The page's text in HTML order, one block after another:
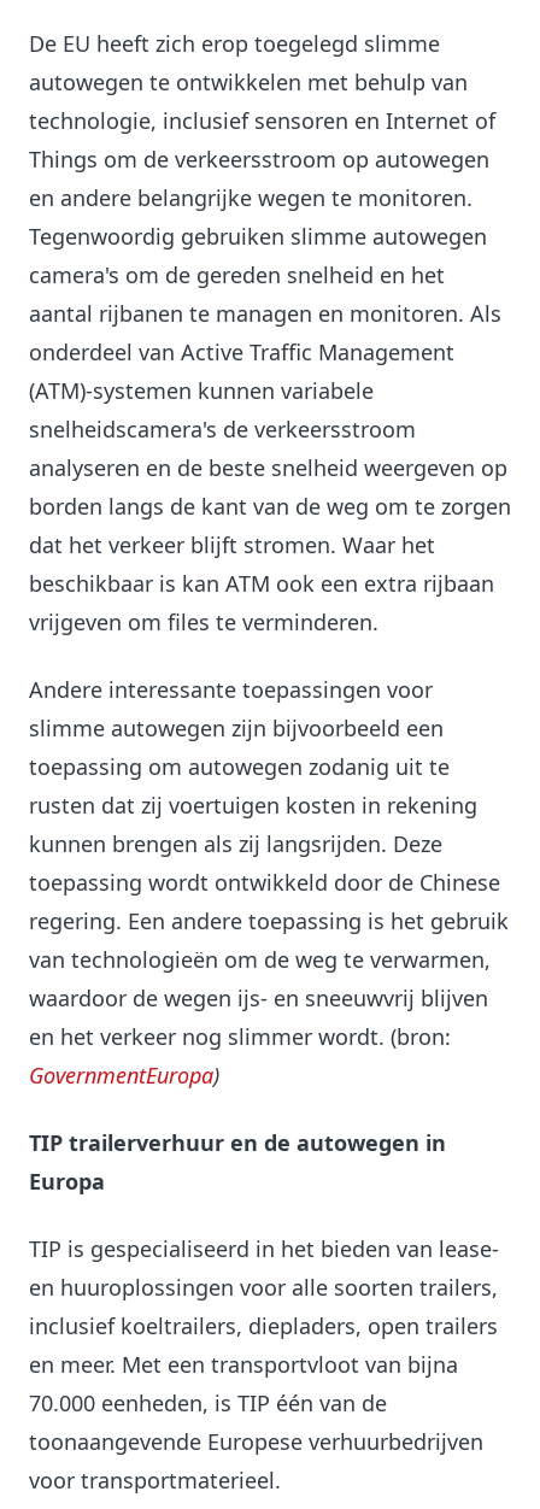
De EU heeft zich erop toegelegd slimme
autowegen te ontwikkelen met behulp van
technologie, inclusief sensoren en Internet of
Things om de verkeersstroom op autowegen
en andere belangrijke wegen te monitoren.
Tegenwoordig gebruiken slimme autowegen
camera's om de gereden snelheid en het
aantal rijbanen te managen en monitoren. Als
onderdeel van Active Traffic Management
(ATM)-systemen kunnen variabele
snelheidscamera's de verkeersstroom
analyseren en de beste snelheid weergeven op
borden langs de kant van de weg om te zorgen
dat het verkeer blijft stromen. Waar het
beschikbaar is kan ATM ook een extra rijbaan
vrijgeven om files te verminderen.
Andere interessante toepassingen voor
slimme autowegen zijn bijvoorbeeld een
toepassing om autowegen zodanig uit te
rusten dat zij voertuigen kosten in rekening
kunnen brengen als zij langsrijden. Deze
toepassing wordt ontwikkeld door de Chinese
regering. Een andere toepassing is het gebruik
van technologieën om de weg te verwarmen,
waardoor de wegen ijs- en sneeuwvrij blijven
en het verkeer nog slimmer wordt. (bron:
GovernmentEuropa)
TIP trailerverhuur en de autowegen in
Europa
TIP is gespecialiseerd in het bieden van lease-
en huuroplossingen voor alle soorten trailers,
inclusief koeltrailers, diepladers, open trailers
en meer. Met een transportvloot van bijna
70.000 eenheden, is TIP één van de
toonaangevende Europese verhuurbedrijven
voor transportmaterieel.